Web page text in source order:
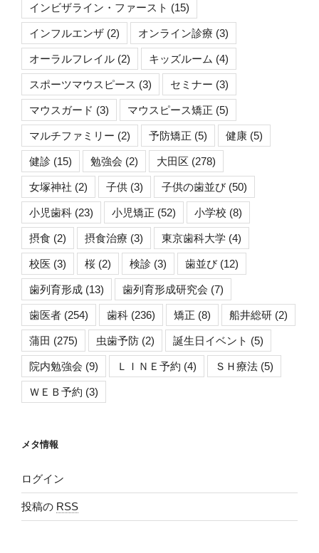
インビザライン・ファースト (15)
インフルエンザ (2) オンライン診療 (3)
オーラルフレイル (2) キッズルーム (4)
スポーツマウスピース (3) セミナー (3)
マウスガード (3) マウスピース矯正 (5)
マルチファミリー (2) 予防矯正 (5) 健康 (5)
健診 (15) 勉強会 (2) 大田区 (278)
女塚神社 (2) 子供 (3) 子供の歯並び (50)
小児歯科 (23) 小児矯正 (52) 小学校 (8)
摂食 (2) 摂食治療 (3) 東京歯科大学 (4)
校医 (3) 桜 (2) 検診 (3) 歯並び (12)
歯列育形成 (13) 歯列育形成研究会 (7)
歯医者 (254) 歯科 (236) 矯正 (8) 船井総研 (2)
蒲田 (275) 虫歯予防 (2) 誕生日イベント (5)
院内勉強会 (9) ＬＩＮＥ予約 (4) ＳＨ療法 (5)
ＷＥＢ予約 (3)
メタ情報
ログイン
投稿の RSS